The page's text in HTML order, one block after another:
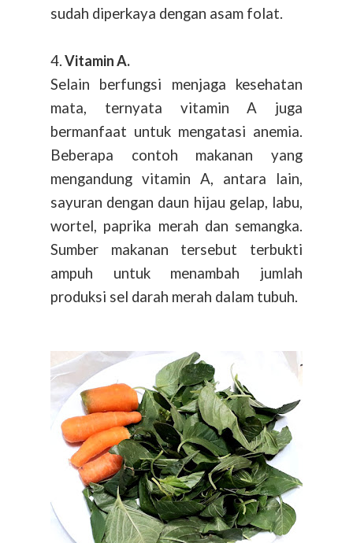
sudah diperkaya dengan asam folat.
4.Vitamin A.
Selain berfungsi menjaga kesehatan
mata, ternyata vitamin A juga
bermanfaat untuk mengatasi anemia.
Beberapa contoh makanan yang
mengandung vitamin A, antara lain,
sayuran dengan daun hijau gelap, labu,
wortel, paprika merah dan semangka.
Sumber makanan tersebut terbukti
ampuh untuk menambah jumlah
produksi sel darah merah dalam tubuh.